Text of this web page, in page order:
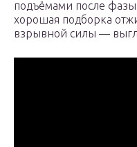
подъёмами после
хорошая подборка
взрывной силы —